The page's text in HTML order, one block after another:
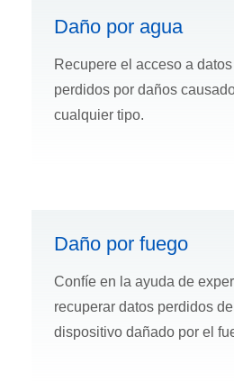
Daño por agua
Recupere el acceso a
perdidos por daños
cualquier tipo.
Daño por fuego
Confíe en la ayuda de
recuperar datos perdidos
dispositivo dañado por el